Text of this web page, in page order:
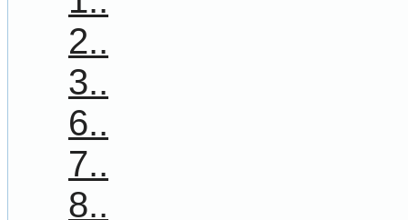
2..
3..
6..
7..
8..